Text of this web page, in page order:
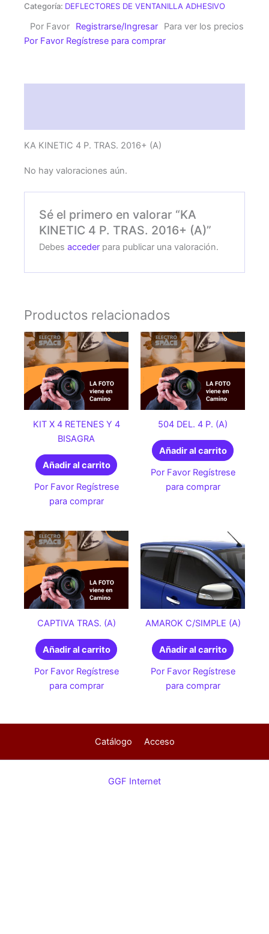
TRAS.
2016+
(A)
Categoría: DEFLECTORES DE VENTANILLA ADHESIVO
Por Favor Registrarse/Ingresar
Para ver los precios
Por Favor Regístrese para comprar
KA KINETIC 4 P. TRAS. 2016+ (A)
No hay valoraciones aún.
Sé el primero en valorar “KA
KINETIC 4 P. TRAS. 2016+ (A)”
Debesacceder para publicar una valoración.
Productos relacionados
KIT X 4 RETENES Y 4
BISAGRA
Añadir al carrito
Por Favor Regístrese
para comprar
504 DEL. 4 P. (A)
Añadir al carrito
Por Favor Regístrese
para comprar
CAPTIVA TRAS. (A)
Añadir al carrito
Por Favor Regístrese
para comprar
AMAROK C/SIMPLE (A)
Añadir al carrito
Por Favor Regístrese
para comprar
Catálogo Acceso
GGF Internet